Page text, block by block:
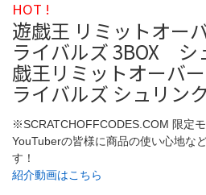
HOT !
遊戯王 リミットオー
ライバルズ 3BOX シ
戯王リミットオーバ
ライバルズ シュリン
※SCRATCHOFFCODES.COM 限定
YouTuberの皆様に商品の使い心地な
す！
紹介動画はこちら